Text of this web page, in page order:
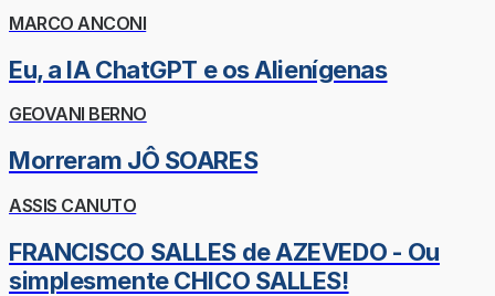
MARCO ANCONI
Eu, a IA ChatGPT e os Alienígenas
GEOVANI BERNO
Morreram JÔ SOARES
ASSIS CANUTO
FRANCISCO SALLES de AZEVEDO - Ou
simplesmente CHICO SALLES!